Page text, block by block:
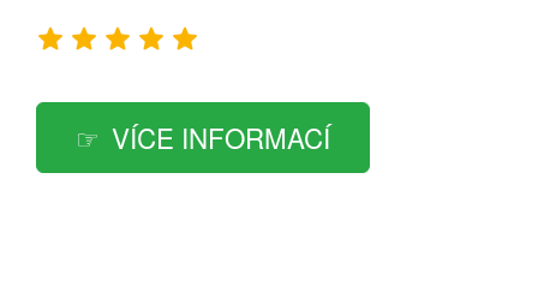
VÍCE INFORMACÍ